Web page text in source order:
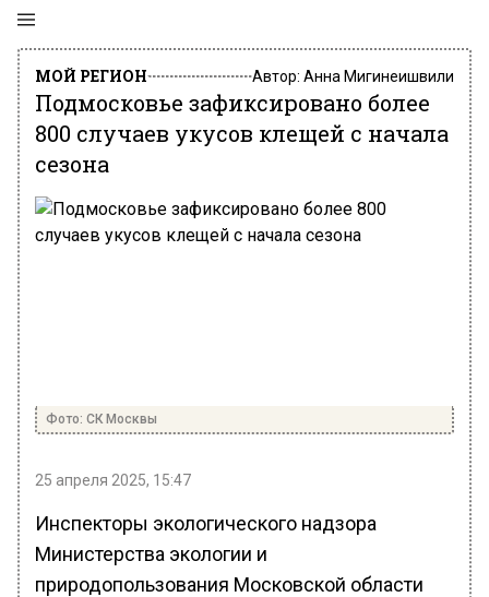
МОЙ РЕГИОН Автор: Анна Мигинеишвили
Подмосковье зафиксировано более
800 случаев укусов клещей с начала
сезона
Фото: СК Москвы
25 апреля 2025, 15:47
Инспекторы экологического надзора
Министерства экологии и
природопользования Московской области